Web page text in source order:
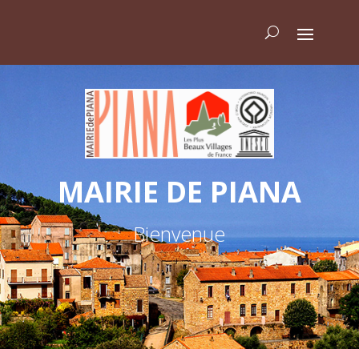
MAIRIE DE PIANA
Bienvenue